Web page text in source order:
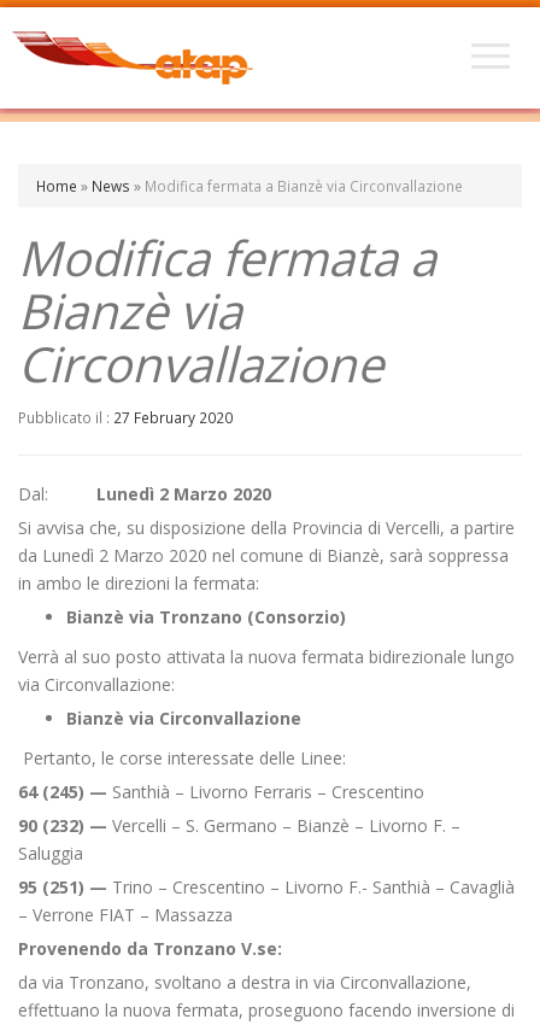
Home » News » Modifica fermata a Bianzè via Circonvallazione
Modifica fermata a
Bianzè via
Circonvallazione
Pubblicato il : 27 February 2020
Dal: Lunedì 2 Marzo 2020
Si avvisa che, su disposizione della Provincia di Vercelli, a partire
da Lunedì 2 Marzo 2020 nel comune di Bianzè, sarà soppressa
in ambo le direzioni la fermata:
Bianzè via Tronzano (Consorzio)
Verrà al suo posto attivata la nuova fermata bidirezionale lungo
via Circonvallazione:
Bianzè via Circonvallazione
Pertanto, le corse interessate delle Linee:
64 (245) — Santhià – Livorno Ferraris – Crescentino
90 (232) — Vercelli – S. Germano – Bianzè – Livorno F. –
Saluggia
95 (251) — Trino – Crescentino – Livorno F.- Santhià – Cavaglià
– Verrone FIAT – Massazza
Provenendo da Tronzano V.se:
da via Tronzano, svoltano a destra in via Circonvallazione,
effettuano la nuova fermata, proseguono facendo inversione di